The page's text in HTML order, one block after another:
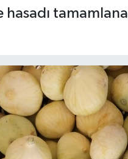
hasadı